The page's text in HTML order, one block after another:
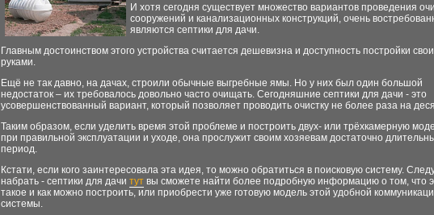
И хотя сегодня существует множество вариантов проведения
сооружений и канализационных конструкций, очень
являются септики для дачи.
Главным достоинством этого устройства считается дешевизна и доступность постройки
руками.
Ещё не так давно, на дачах, строили обычные выгребные ямы. Но у них был один большой
недостаток – их требовалось довольно часто очищать. Сегодняшние септики для дачи - это
усовершенствованный вариант, который позволяет проводить очистку не более раза на
Таким образом, если уделить время этой проблеме и построить двух- или трёхкамерную
при правильной эксплуатации и уходе, она прослужит своим хозяевам достаточно
период.
Кстати, если кого заинтересовала эта идея, то можно обратиться в поисковую систему.
набрать - септики для дачи тут вы сможете найти более подробную информацию о том, что
такое и как можно построить, или приобрести уже готовую модель этой удобной
системы.